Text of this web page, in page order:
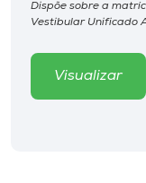
Rádio
Museu
Dispõe sobre a
Vestibular Unificado
Visualizar